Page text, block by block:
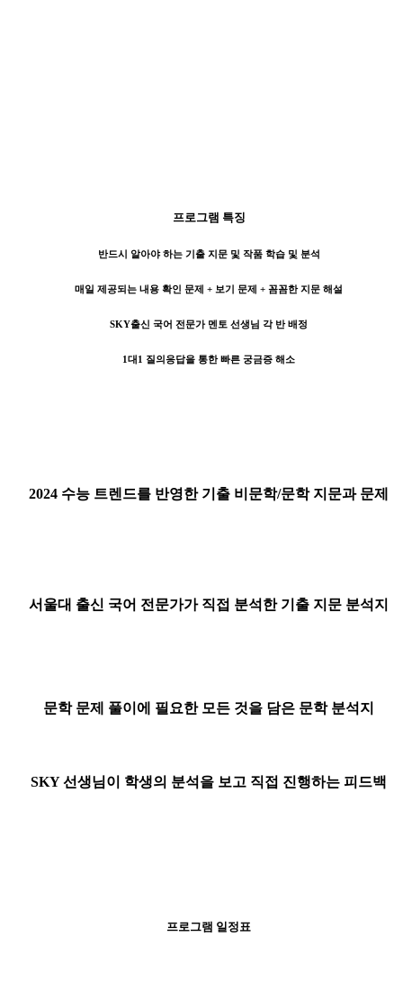
프로그램 특징
반드시 알아야 하는 기출 지문 및 작품 학습 및 분석
매일 제공되는 내용 확인 문제 + 보기 문제 + 꼼꼼한 지문 해설
SKY출신 국어 전문가 멘토 선생님 각 반 배정
1대1 질의응답을 통한 빠른 궁금증 해소
2024 수능 트렌드를 반영한 기출 비문학/문학 지문과 문제
서울대 출신 국어 전문가가 직접 분석한 기출 지문 분석지
문학 문제 풀이에 필요한 모든 것을 담은 문학 분석지
SKY 선생님이 학생의 분석을 보고 직접 진행하는 피드백
프로그램 일정표